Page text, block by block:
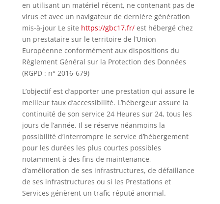
en utilisant un matériel récent, ne contenant pas de
virus et avec un navigateur de dernière génération
mis-à-jour Le site https://gbc17.fr/est hébergé chez
un prestataire sur le territoire de l’Union
Européenne conformément aux dispositions du
Règlement Général sur la Protection des Données
(RGPD: n° 2016-679)
L’objectif est d’apporter une prestation qui assure le
meilleur taux d’accessibilité. L’hébergeur assure la
continuité de son service 24 Heures sur 24, tous les
jours de l’année. Il se réserve néanmoins la
possibilité d’interrompre le service d’hébergement
pour les durées les plus courtes possibles
notamment à des fins de maintenance,
d’amélioration de ses infrastructures, de défaillance
de ses infrastructures ou si les Prestations et
Services génèrent un trafic réputé anormal.